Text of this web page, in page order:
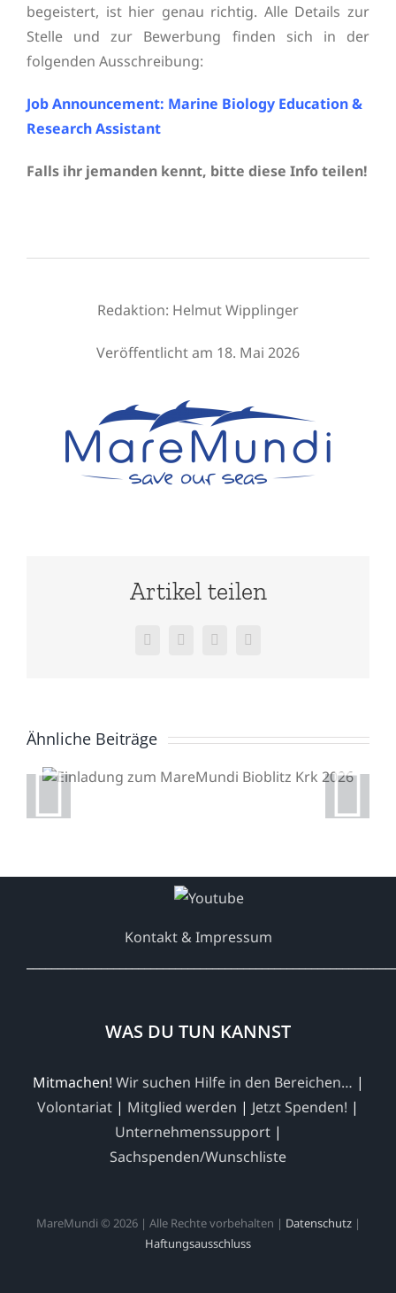
begeistert, ist hier genau richtig. Alle Details zur
Stelle und zur Bewerbung finden sich in der
folgenden Ausschreibung:
Job Announcement: Marine Biology Education &
Research Assistant
Falls ihr jemanden kennt, bitte diese Info teilen!
Redaktion: Helmut Wipplinger
Veröffentlicht am 18. Mai 2026
Artikel teilen
Facebook
X WhatsApp
E-
Ähnliche BeiträgeEinladung zum
MareMundi Bioblitz Krk
Kontakt & Impressum
WAS DU TUN KANNST
Mitmachen! Wir suchen Hilfe in den Bereichen… |
Volontariat | Mitglied werden | Jetzt Spenden! |
Unternehmenssupport|
Sachspenden/Wunschliste
MareMundi © 2026 | Alle Rechte vorbehalten | Datenschutz|
Haftungsausschluss